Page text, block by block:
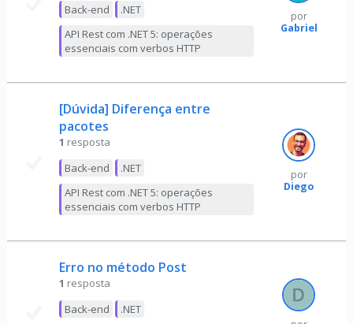
Back-end
.NET
API Rest com .NET 5: operações
essenciais com verbos HTTP
por
Gabriel
[Dúvida] Diferença entre
pacotes
1 resposta
Back-end
.NET
API Rest com .NET 5: operações
essenciais com verbos HTTP
por
Diego
Erro no método Post
1 resposta
Back-end
.NET